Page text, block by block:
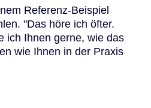
Referenz-Beispiel
"Das höre ich öfter.
ich Ihnen gerne, wie das
wie Ihnen in der Praxis